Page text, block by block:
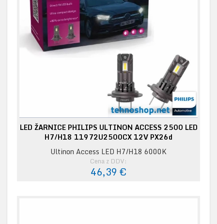
LED ŽARNICE PHILIPS ULTINON ACCESS 2500 LED
H7/H18 11972U2500CX 12V PX26d
Ultinon Access LED H7/H18 6000K
Cena z DDV:
46,39 €